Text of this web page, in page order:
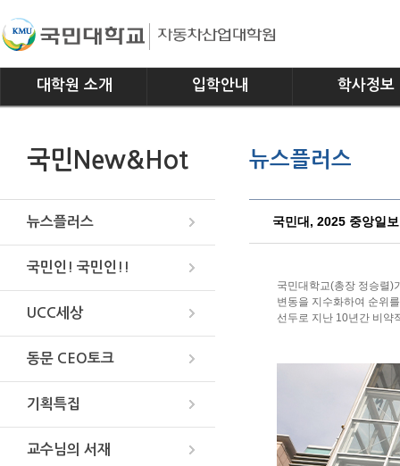
대학원 소개
연혁
입학안내 학사정보
교과과정
국민New&Hot
뉴스플러스
국민인! 국민인!!
UCC세상
동문 CEO토크
기획특집
교수님의 서재
뉴스플러스
국민대, 2025 중앙일
국민대학교(총장 정승렬
변동을 지수화하여 순위
선두로 지난 10년간 비약